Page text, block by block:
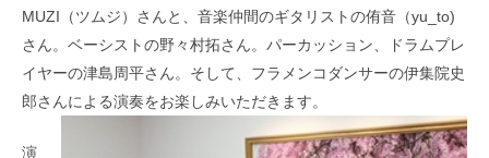
MUZI（ツムジ）さんと、音楽仲間のギタリストの侑音（yu_to)
さん。ベーシストの野々村拓さん。パーカッション、ドラムプレ
イヤーの津島周平さん。そして、フラメンコダンサーの伊集院史
郎さんによる演奏をお楽しみいただきます。
演